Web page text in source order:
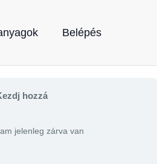
Belépés
hozzá
jelenleg zárva van